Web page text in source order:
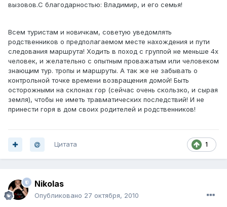
вызовов.С благодарностью: Владимир, и его семья!
Всем туристам и новичкам, советую уведомлять
родственников о предполагаемом месте нахождения и пути
следования маршрута! Ходить в поход с группой не меньше 4х
человек, и желательно с опытным проважатым или человеком
знающим тур. тропы и маршруты. А так же не забывать о
контрольной точке времени возвращения домой! Быть
осторожными на склонах гор (сейчас очень скользко, и сырая
земля), чтобы не иметь травматических последствий! И не
принести горя в дом своих родителей и родственников!
1
Цитата
Nikolas
Опубликовано 27 октября, 2010